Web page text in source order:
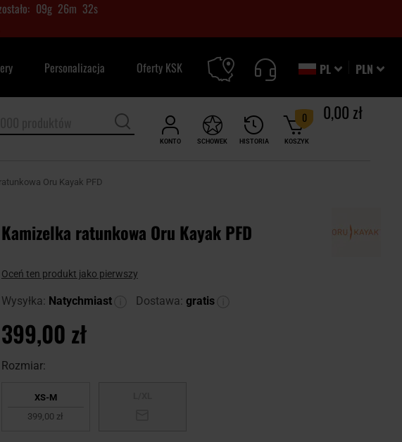
09g 26m 30s
PLN
PL
Personalizacja Oferty KSK
KONTO HISTORIA
SCHOWEK KOSZYK
0 0,00 zł
Oru Kayak PFD
Kamizelka ratunkowa Oru Kayak PFD
Oceń ten produkt jako pierwszy
Wysyłka: Natychmiast Dostawa: gratis
399,00 zł
Rozmiar:
XS-M
399,00 zł